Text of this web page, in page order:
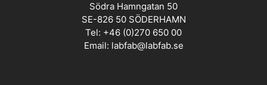
Södra Hamngatan 50
SE-826 50 SÖDERHAMN
Tel: +46 (0)270 650 00
Email: labfab@labfab.se